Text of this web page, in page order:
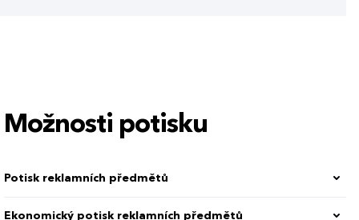
Možnosti potisku
Potisk reklamních předmětů
Ekonomický potisk reklamních předmětů